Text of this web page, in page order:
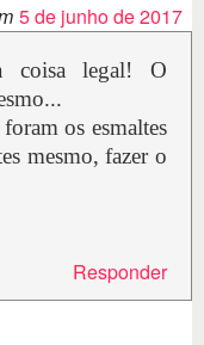
5 de junho de 2017
coisa legal! O
os esmaltes
mesmo, fazer o
Responder